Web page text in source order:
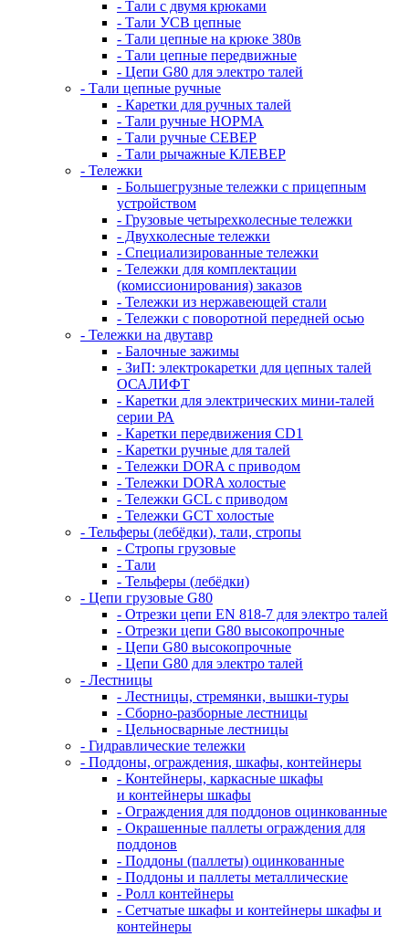
- Тали с двумя крюками
- Тали УСВ цепные
- Тали цепные на крюке 380в
- Тали цепные передвижные
- Цепи G80 для электро талей
- Тали цепные ручные
- Каретки для ручных талей
- Тали ручные НОРМА
- Тали ручные СЕВЕР
- Тали рычажные КЛЕВЕР
- Тележки
- Большегрузные тележки с прицепным
устройством
- Грузовые четырехколесные тележки
- Двухколесные тележки
- Специализированные тележки
- Тележки для комплектации
(комиссионирования) заказов
- Тележки из нержавеющей стали
- Тележки с поворотной передней осью
- Тележки на двутавр
- Балочные зажимы
- ЗиП: электрокаретки для цепных талей
ОСАЛИФТ
- Каретки для электрических мини-талей
серии РА
- Каретки передвижения CD1
- Каретки ручные для талей
- Тележки DORA с приводом
- Тележки DORA холостые
- Тележки GCL с приводом
- Тележки GCT холостые
- Тельферы (лебёдки), тали, стропы
- Стропы грузовые
- Тали
- Тельферы (лебёдки)
- Цепи грузовые G80
- Отрезки цепи EN 818-7 для электро талей
- Отрезки цепи G80 высокопрочные
- Цепи G80 высокопрочные
- Цепи G80 для электро талей
- Лестницы
- Лестницы, стремянки, вышки-туры
- Сборно-разборные лестницы
- Цельносварные лестницы
- Гидравлические тележки
- Поддоны, ограждения, шкафы, контейнеры
- Контейнеры, каркасные шкафы
и контейнеры шкафы
- Ограждения для поддонов оцинкованные
- Окрашенные паллеты ограждения для
поддонов
- Поддоны (паллеты) оцинкованные
- Поддоны и паллеты металлические
- Ролл контейнеры
- Сетчатые шкафы и контейнеры шкафы и
контейнеры